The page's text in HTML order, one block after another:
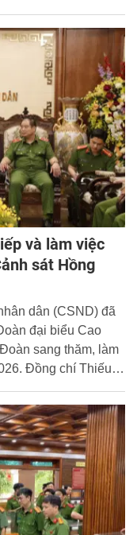
tuyển sinh, năm học
và làm việc
sát Hồng
dân (CSND) đã
đại biểu Cao
sang thăm, làm
Đồng chí Thiếu